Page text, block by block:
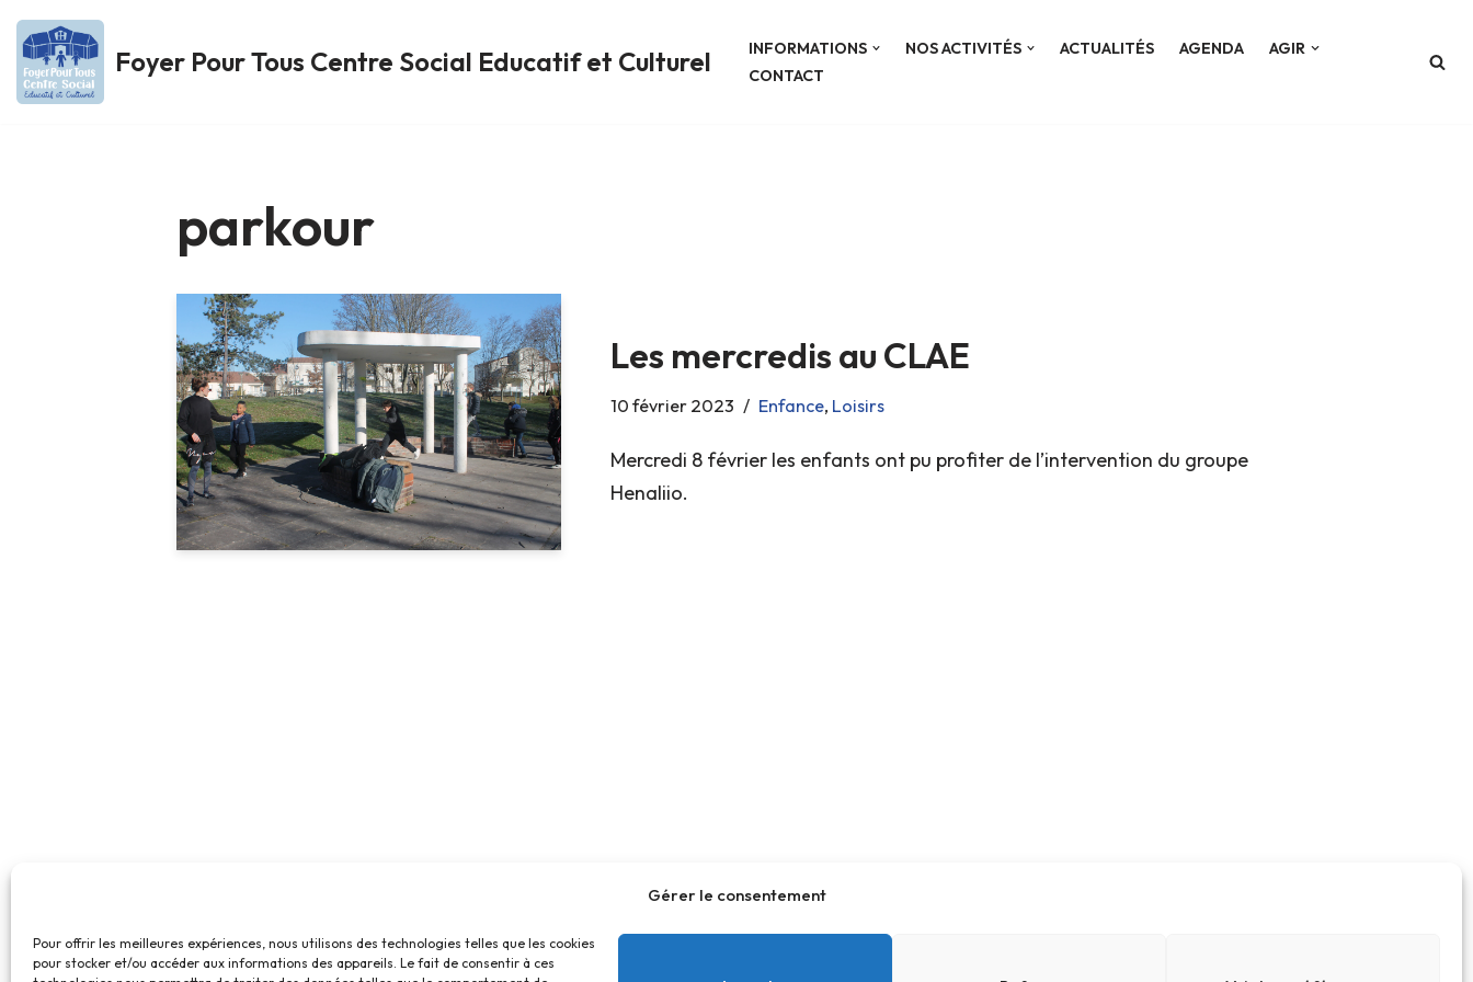
Gérer le consentement
Pour offrir les meilleures expériences, nous utilisons des technologies telles que les cookies
pour stocker et/ou accéder aux informations des appareils. Le fait de consentir à ces
Aller
au
Foyer Pour Tous Centre Social Educatif et Culturel INFORMATIONS NOS ACTIVITÉS ACTUALITÉS AGENDA
AGIR
CONTACT
parkour
Les mercredis au CLAE
10 février 2023 Enfance, Loisirs
Mercredi 8 février les enfants ont pu profiter de l’intervention du groupe
Henaliio.